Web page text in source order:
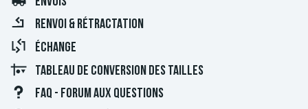
RENVOI & RÉTRACTATION
ÉCHANGE
TABLEAU DE CONVERSION DES TAILLES
FAQ - FORUM AUX QUESTIONS